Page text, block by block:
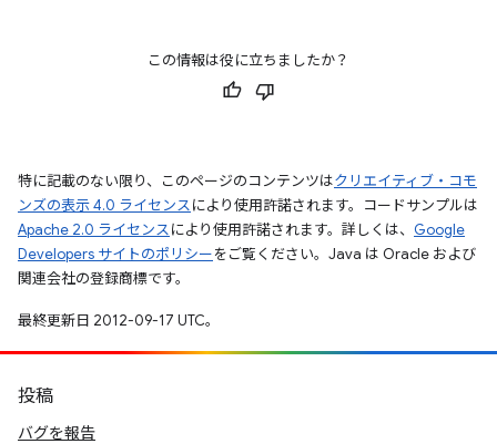
この情報は役に立ちましたか？
特に記載のない限り、このページのコンテンツはクリエイティブ・コモ
ンズの表示 4.0 ライセンスにより使用許諾されます。コードサンプルは
Apache 2.0 ライセンスにより使用許諾されます。詳しくは、 Google
Developers サイトのポリシーをご覧ください。Java は Oracle および
関連会社の登録商標です。
最終更新日 2012-09-17 UTC。
投稿
バグを報告